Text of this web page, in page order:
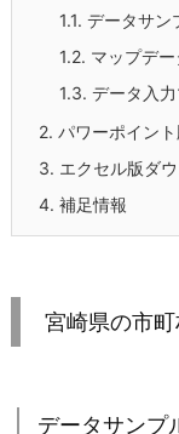
1.1. データサン
1.2. マップデ
1.3. データ入
2. パワーポイン
3. エクセル版ダ
4. 補足情報
宮崎県の市
データサンプ